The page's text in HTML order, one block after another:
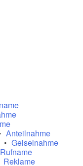
Anteilnahme
Geiselnahme
Rufname
Reklame